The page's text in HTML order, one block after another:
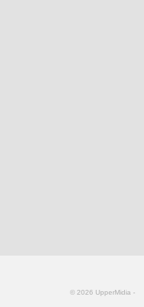
© 2026 UpperMidia -